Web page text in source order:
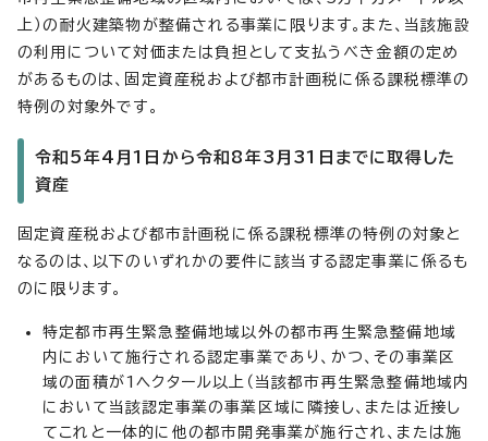
上）の耐火建築物が整備される事業に限ります。また、当該施設
の利用について対価または負担として支払うべき金額の定め
があるものは、固定資産税および都市計画税に係る課税標準の
特例の対象外です。
令和5年4月1日から令和8年3月31日までに取得した
資産
固定資産税および都市計画税に係る課税標準の特例の対象と
なるのは、以下のいずれかの要件に該当する認定事業に係るも
のに限ります。
特定都市再生緊急整備地域以外の都市再生緊急整備地域
内において施行される認定事業であり、かつ、その事業区
域の面積が1ヘクタール以上（当該都市再生緊急整備地域内
において当該認定事業の事業区域に隣接し、または近接し
てこれと一体的に他の都市開発事業が施行され、または施